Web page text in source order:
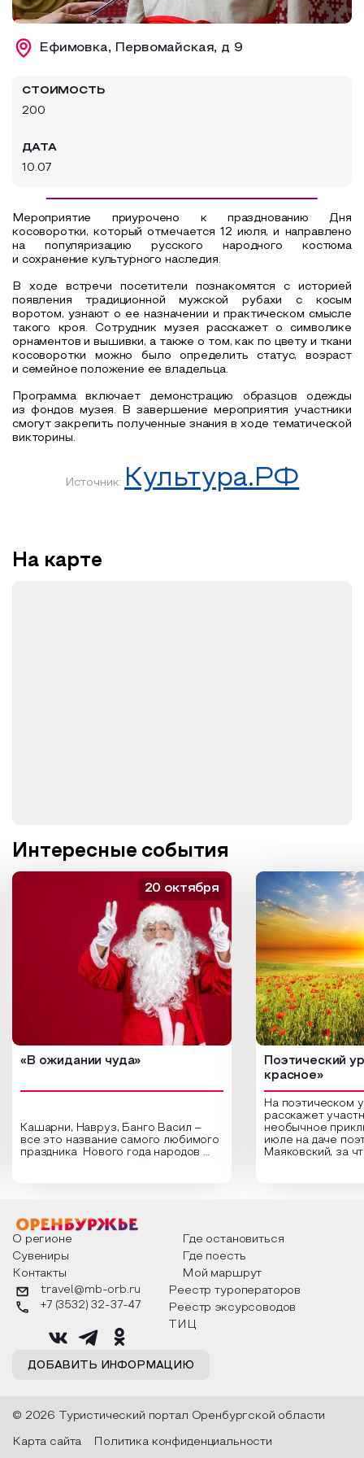
Образовательный туризм
Аттестованные экскурсоводы
Все маршруты
Ефимовка, Первомайская, д 9
СТОИМОСТЬ
200
ДАТА
10.07
Мероприятие приурочено к празднованию Дня
косоворотки, который отмечается 12 июля, и направлено
на популяризацию русского народного костюма
и сохранение культурного наследия.
В ходе встречи посетители познакомятся с историей
появления традиционной мужской рубахи с косым
воротом, узнают о ее назначении и практическом смысле
такого кроя. Сотрудник музея расскажет о символике
орнаментов и вышивки, а также о том, как по цвету и ткани
косоворотки можно было определить статус, возраст
и семейное положение ее владельца.
Программа включает демонстрацию образцов одежды
из фондов музея. В завершение мероприятия участники
смогут закрепить полученные знания в ходе тематической
викторины.
Источник: Культура.РФ
На карте
Интересные события
«В ожидании чуда»
Кашарни, Навруз, Банго Васил –
все это название самого любимого
праздника Нового года народов
о том, как встречают новый год в
разных уголках страны, какие
обряды совершают на удачу и
благополучие, в чем схожи и
различаются традиции. Кто такой
Дед Мороз и откуда он пришел, как
его называют в разных уголках
страны и как появились елочные
20 октября
Поэтический
красное»
На поэтическом
расскажет
необычное
июле на даче
Маяковский, за
Твардовского и
каждой строчке
восхищение
яркому времени
О регионе
Где остановиться
Сувениры
Где поесть
Контакты
Мой маршрут
ДОБАВИТЬ ИНФОРМАЦИЮ
travel@mb-orb.ru
+7 (3532) 32-37-47
Реестр туроператоров
Реестр эксурсоводов
ТИЦ
© 2026 Туристический портал Оренбургской области
Карта сайта Политика конфиденциальности